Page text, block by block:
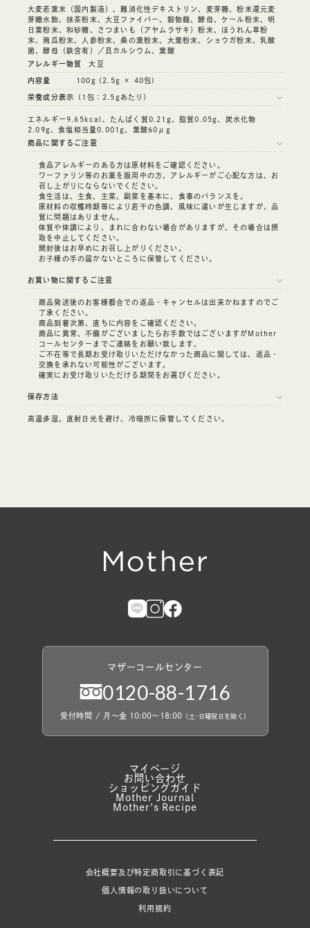
大麦若葉末（国内製造）、難消化性デキストリン、麦芽糖、粉末還元麦
芽糖水飴、抹茶粉末、大豆ファイバー、穀物麹、酵母、ケール粉末、明
日葉粉末、和砂糖、さつまいも（アヤムラサキ）粉末、ほうれん草粉
末、南瓜粉末、人参粉末、桑の葉粉末、大葉粉末、ショウガ粉末、乳酸
菌、酵母（鉄含有）／貝カルシウム、葉酸
アレルギー物質
大豆
内容量 100g (2.5g × 40包)
栄養成分表示 （1包：2.5gあたり）
エネルギー9.65kcal、たんぱく質0.21g、脂質0.05g、炭水化物
2.09g、食塩相当量0.001g、葉酸60μg
商品に関するご注意
食品アレルギーのある方は原材料をご確認ください。
ワーファリン等のお薬を服用中の方、アレルギーがご心配な方は、お
召し上がりにならないでください。
食生活は、主食、主菜、副菜を基本に、食事のバランスを。
原材料の収穫時期等により若干の色調、風味に違いが生じますが、品
質に問題はありません。
体質や体調により、まれに合わない場合がありますが、その場合は摂
取を中止してください。
開封後はお早めにお召し上がりください。
お子様の手の届かないところに保管してください。
お買い物に関するご注意
商品発送後のお客様都合での返品・キャンセルは出来かねますのでご
了承ください。
商品到着次第、直ちに内容をご確認ください。
商品に異常、不備がございましたらお手数ではございますがMother
コールセンターまでご連絡をお願い致します。
ご不在等で長期お受け取りいただけなかった商品に関しては、返品・
交換を承れない可能性がございます。
確実にお受け取りいただける期間をお選びください。
保存方法
高温多湿、直射日光を避け、冷暗所に保管してください。
マイページ
お問い合わせ
ショッピングガイド
Mother Journal
Mother's Recipe
マザーコールセンター
0120-88-1716
受付時間 / 月〜金 10:00〜18:00 （ 土・ 日曜祝日を除く）
会社概要及び特定商取引に基づく表記
個人情報の取り扱いについて
利用規約